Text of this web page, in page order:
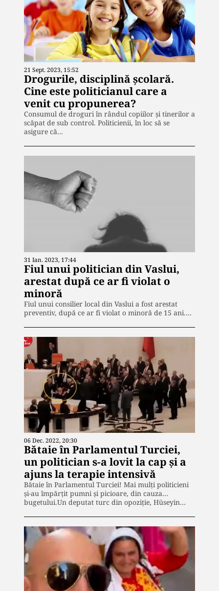
21 Sept. 2023, 15:52
Drogurile, disciplină școlară.
Cine este politicianul care a
venit cu propunerea?
Consumul de droguri în rândul copiilor și tinerilor a
scăpat de sub control. Politicienii, în loc să se
asigure că…
31 Ian. 2023, 17:44
Fiul unui politician din Vaslui,
arestat după ce ar fi violat o
minoră
Fiul unui consilier local din Vaslui a fost arestat
preventiv, după ce ar fi violat o minoră de 15 ani.…
06 Dec. 2022, 20:30
Bătaie în Parlamentul Turciei,
un politician s-a lovit la cap și a
ajuns la terapie intensivă
Bătaie în Parlamentul Turciei! Mai mulți politicieni
și-au împărțit pumni și picioare, din cauza…
bugetului.Un deputat turc din opoziţie, Hüseyin…